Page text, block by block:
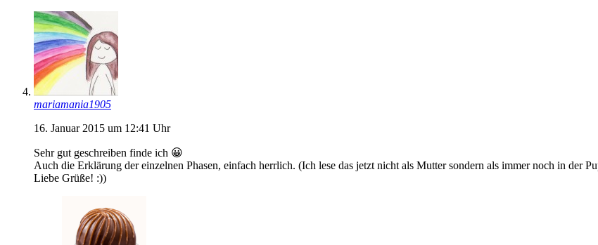
mariamania1905
16. Januar 2015 um 12:41 Uhr
Sehr gut geschreiben finde ich 😀
Auch die Erklärung der einzelnen Phasen, einfach herrlich. (Ich lese das jetzt nicht als Mutter sondern als immer noch in der
Liebe Grüße! :))